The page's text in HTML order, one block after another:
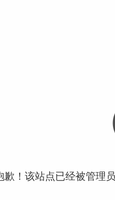
歉！该站点已经被管理